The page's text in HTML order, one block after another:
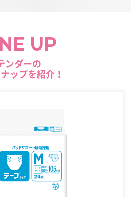
UP
ンダーの
ップを紹介！